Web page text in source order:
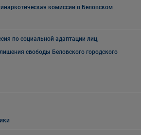
комиссии в Беловском
по социальной адаптации лиц,
свободы Беловского городского